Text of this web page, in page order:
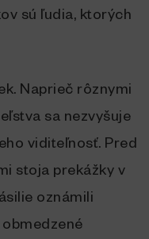
sú ľudia, ktorých
Naprieč rôznymi
sa nezvyšuje
viditeľnosť. Pred
stoja prekážky v
oznámili